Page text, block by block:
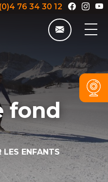
76 34 30 12
fond
ENFANTS